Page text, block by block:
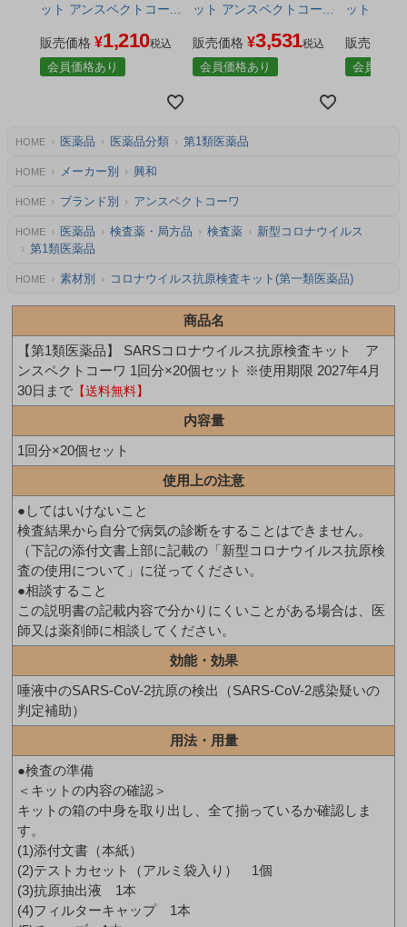
ット アンスペクトコーワ
2027年4月30日まで ※ネ
コポス対応商品 [新型コ
ロナウイルス検査/唾液
販売価格 ¥1,210税込
会員価格あり
ット アンスペクトコーワ
※使用期限2027年4月30
日まで ※ネコポス対応商
品 [新型コロナウイルス
販売価格 ¥3,531税込
会員価格あり
ット アン
※使用期
日まで [新型コロナウイ
ルス検査/
販売価格
会員価格
HOME 医薬品 医薬品分類 第1類医薬品
HOME メーカー別 興和
HOME ブランド別 アンスペクトコーワ
HOME 医薬品 検査薬・局方品 検査薬
新型コロナウイルス
第1類医薬品
HOME 素材別 コロナウイルス抗原検査キット(第一類医薬品)
商品名
【第1類医薬品】 SARSコロナウイルス抗原検査キット ア
ンスペクトコーワ 1回分×20個セット ※使用期限 2027年4月
30日まで 【送料無料】
内容量
1回分×20個セット
使用上の注意
●してはいけないこと
検査結果から自分で病気の診断をすることはできません。
（下記の添付文書上部に記載の「新型コロナウイルス抗原検
査の使用について」に従ってください。
●相談すること
この説明書の記載内容で分かりにくいことがある場合は、医
師又は薬剤師に相談してください。
効能・効果
唾液中のSARS-CoV-2抗原の検出（SARS-CoV-2感染疑いの
判定補助）
用法・用量
●検査の準備
＜キットの内容の確認＞
キットの箱の中身を取り出し、全て揃っているか確認しま
す。
(1)添付文書（本紙）
(2)テストカセット（アルミ袋入り） 1個
(3)抗原抽出液 1本
(4)フィルターキャップ 1本